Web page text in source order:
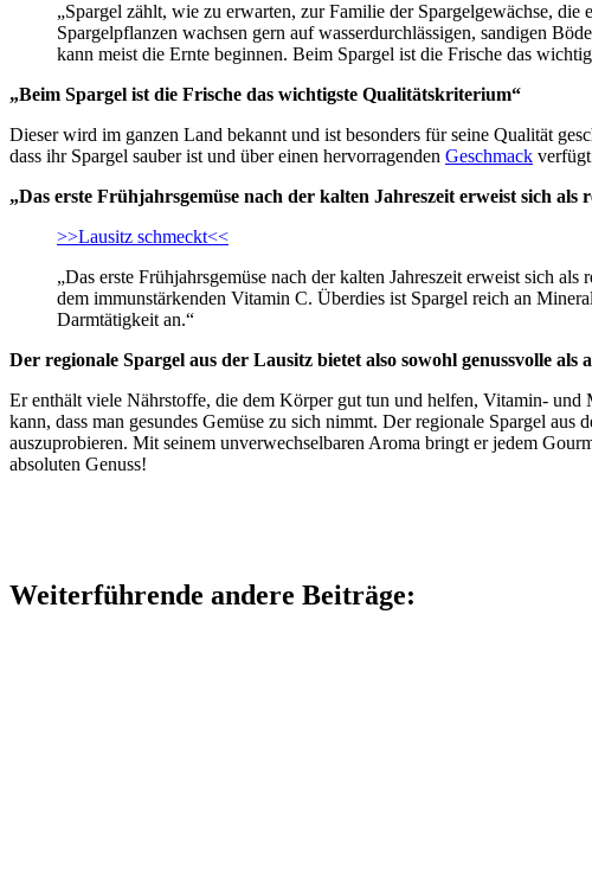
„Spargel zählt, wie zu erwarten, zur Familie der Spargelgewächse,
Spargelpflanzen wachsen gern auf wasserdurchlässigen, sandigen
kann meist die Ernte beginnen. Beim Spargel ist die Frische das
„Beim Spargel ist die Frische das wichtigste Qualitätskriterium“
Dieser wird im ganzen Land bekannt und ist besonders für seine Qualität
dass ihr Spargel sauber ist und über einen hervorragenden Geschmack
„Das erste Frühjahrsgemüse nach der kalten Jahreszeit erweist sich als
>>Lausitz schmeckt<<
„Das erste Frühjahrsgemüse nach der kalten Jahreszeit erweist sich
dem immunstärkenden Vitamin C. Überdies ist Spargel reich an
Darmtätigkeit an.“
Der regionale Spargel aus der Lausitz bietet also sowohl genussvolle als
Er enthält viele Nährstoffe, die dem Körper gut tun und helfen, Vitamin- und
kann, dass man gesundes Gemüse zu sich nimmt. Der regionale Spargel
auszuprobieren. Mit seinem unverwechselbaren Aroma bringt er jedem
absoluten Genuss!
Weiterführende andere Beiträge: